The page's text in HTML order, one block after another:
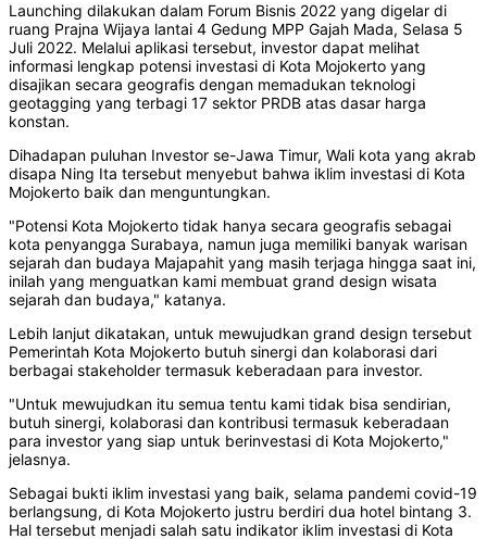
Launching dilakukan dalam Forum Bisnis 2022 yang digelar di
ruang Prajna Wijaya lantai 4 Gedung MPP Gajah Mada, Selasa 5
Juli 2022. Melalui aplikasi tersebut, investor dapat melihat
informasi lengkap potensi investasi di Kota Mojokerto yang
disajikan secara geografis dengan memadukan teknologi
geotagging yang terbagi 17 sektor PRDB atas dasar harga
konstan.
Dihadapan puluhan Investor se-Jawa Timur, Wali kota yang akrab
disapa Ning Ita tersebut menyebut bahwa iklim investasi di Kota
Mojokerto baik dan menguntungkan.
"Potensi Kota Mojokerto tidak hanya secara geografis sebagai
kota penyangga Surabaya, namun juga memiliki banyak warisan
sejarah dan budaya Majapahit yang masih terjaga hingga saat ini,
inilah yang menguatkan kami membuat grand design wisata
sejarah dan budaya," katanya.
Lebih lanjut dikatakan, untuk mewujudkan grand design tersebut
Pemerintah Kota Mojokerto butuh sinergi dan kolaborasi dari
berbagai stakeholder termasuk keberadaan para investor.
"Untuk mewujudkan itu semua tentu kami tidak bisa sendirian,
butuh sinergi, kolaborasi dan kontribusi termasuk keberadaan
para investor yang siap untuk berinvestasi di Kota Mojokerto,"
jelasnya.
Sebagai bukti iklim investasi yang baik, selama pandemi covid-19
berlangsung, di Kota Mojokerto justru berdiri dua hotel bintang 3.
Hal tersebut menjadi salah satu indikator iklim investasi di Kota